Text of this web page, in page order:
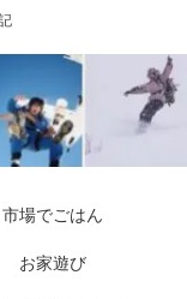
市場でごはん
お家遊び